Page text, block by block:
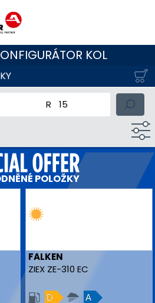
KOL
jmenovitý průměr
POLOŽKY
FALKEN
ZIEX ZE-310 EC
D A